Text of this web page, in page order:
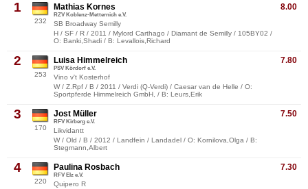
1
232
8.00
Mathias Kornes
RZV Koblenz-Metternich e.V.
SB Broadway Semilly
H / SF / R / 2011 / Mylord Carthago / Diamant de Semilly / 105BY02 /
O: Banki,Shadi / B: Levallois,Richard
2
253
7.80
Luisa Himmelreich
PSV Kördorf e.V.
Vino v't Kosterhof
W / Z.Rpf / B / 2011 / Verdi (Q-Verdi) / Caesar van de Helle / O:
Sportpferde Himmelreich GmbH, / B: Leurs,Erik
3
170
7.50
Jost Müller
RFV Kirberg e.V.
Likvidantt
W / Old / B / 2012 / Landfein / Landadel / O: Kornilova,Olga / B:
Stegmann,Albert
4
220
7.30
Paulina Rosbach
RFV Elz e.V.
Quipero R